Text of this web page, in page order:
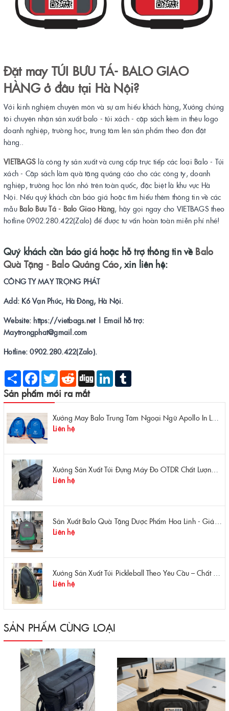
Đặt may TÚI BƯU TÁ- BALO GIAO
HÀNG ở đâu tại Hà Nội?
Với kinh nghiệm chuyên môn và sự am hiểu khách hàng, Xưởng chúng
tôi chuyên nhận sản xuất balo - túi xách - cặp sách kèm in thêu logo
doanh nghiệp, trường học, trung tâm lên sản phẩm theo đơn đặt
hàng..
VIETBAGS là công ty sản xuất và cung cấp trực tiếp các loại Balo - Túi
xách - Cặp sách làm quà tặng quảng cáo cho các công ty, doanh
nghiệp, trường học lớn nhỏ trên toàn quốc, đặc biệt là khu vực Hà
Nội. Nếu quý khách cần báo giá hoặc tìm hiểu thêm thông tin về các
mẫu Balo Bưu Tá - Balo Giao Hàng, hãy gọi ngay cho VIETBAGS theo
hotline 0902.280.422(Zalo) để được tư vấn hoàn toàn miễn phí nhé!
Quý khách cần báo giá hoặc hỗ trợ thông tin về Balo
Quà Tặng - Balo Quảng Cáo, xin liên hệ:
CÔNG TY MAY TRỌNG PHÁT
Add: K6 Vạn Phúc, Hà Đông, Hà Nội.
Website: https://vietbags.net | Email hỗ trợ:
Maytrongphat@gmail.com
Hotline: 0902.280.422(Zalo).
Share Facebook
Twitter Reddit Digg LinkedIn
Sản phẩm mới ra mắt
Xưởng May Balo Trung Tâm Ngoại Ngữ Apollo In Logo Giá Rẻ Tại Xưởng
Liên hệ
Xưởng Sản Xuất Túi Đựng Máy Đo OTDR Chất Lượng – Chống Va Đập, Giá Tận Xưởng
Liên hệ
Sản Xuất Balo Quà Tặng Dược Phẩm Hoa Linh - Giá Gốc Tại Xưởng
Liên hệ
Xưởng Sản Xuất Túi Pickleball Theo Yêu Cầu – Chất Lượng, Bền Bỉ, Thiết Kế Độc Quyền
Liên hệ
SẢN PHẨM CÙNG LOẠI